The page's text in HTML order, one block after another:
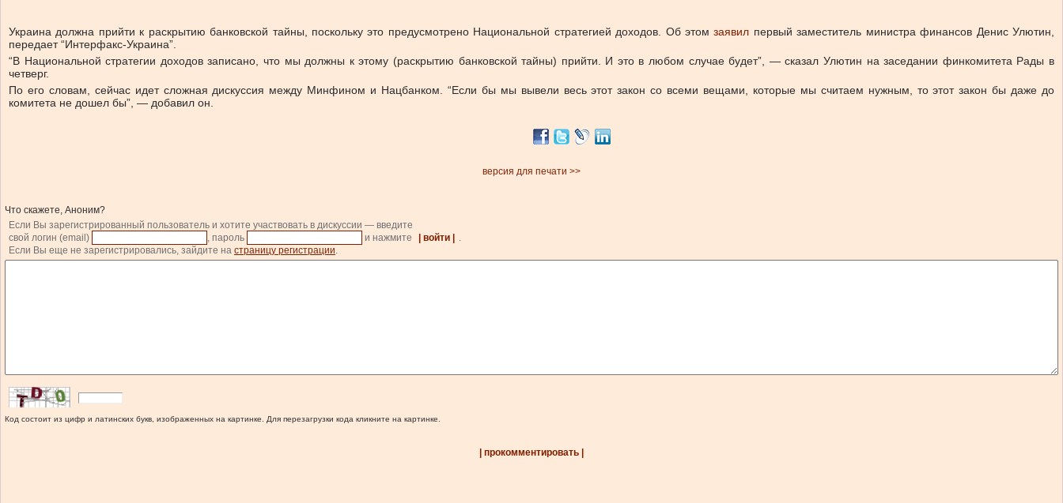
Украина должна прийти к раскрытию банковской тайны, поскольку это предусмотрено Национальной стратегией доходов. Об этом заявил первый заместитель министра финансов Денис Улютин,
передает “Интерфакс-Украина”.
“В Национальной стратегии доходов записано, что мы должны к этому (раскрытию банковской тайны) прийти. И это в любом случае будет”, — сказал Улютин на заседании финкомитета Рады в
четверг.
По его словам, сейчас идет сложная дискуссия между Минфином и Нацбанком.
“Если бы мы вывели весь этот закон со всеми вещами, которые мы считаем нужным, то этот закон бы даже до
комитета не дошел бы”, — добавил он.
версия для печати >>
Что скажете, Аноним?
Если Вы зарегистрированный пользователь и хотите участвовать в дискуссии — введите
свой логин (email)
, пароль и нажмите | войти |
.
Если Вы еще не зарегистрировались, зайдите на страницу регистрации.
Код состоит из цифр и латинских букв, изображенных на картинке. Для перезагрузки кода кликните на картинке.
| прокомментировать |